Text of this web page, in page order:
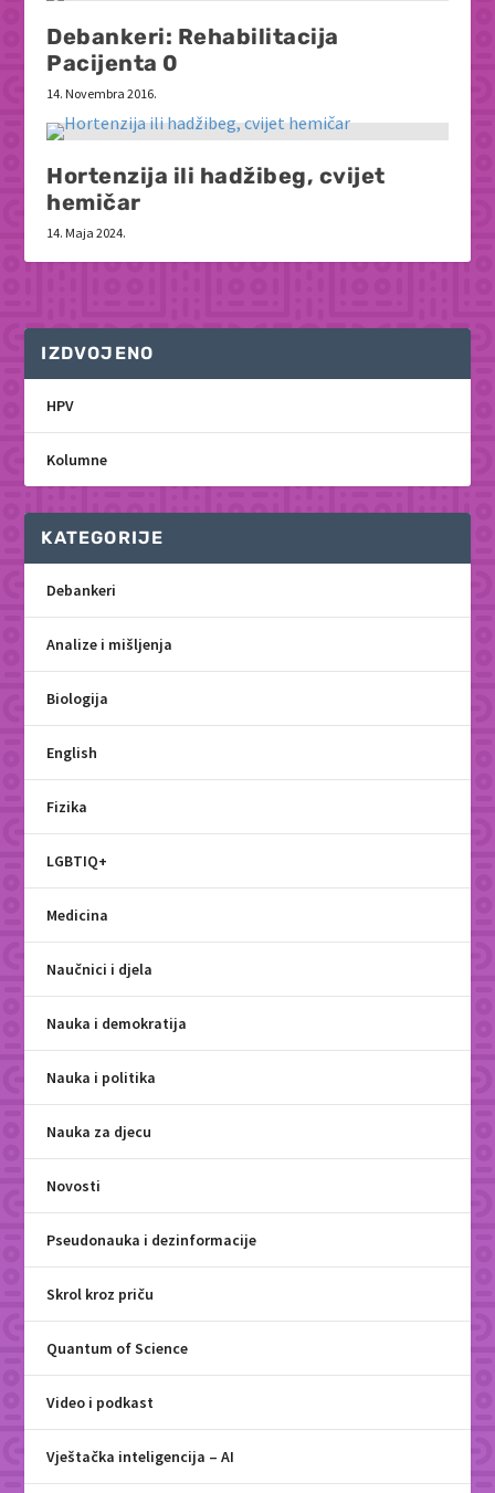
Debankeri: Rehabilitacija
Pacijenta 0
14. Novembra 2016.
Hortenzija ili hadžibeg, cvijet
hemičar
14. Maja 2024.
IZDVOJENO
HPV
Kolumne
KATEGORIJE
Debankeri
Analize i mišljenja
Biologija
English
Fizika
LGBTIQ+
Medicina
Naučnici i djela
Nauka i demokratija
Nauka i politika
Nauka za djecu
Novosti
Pseudonauka i dezinformacije
Skrol kroz priču
Quantum of Science
Video i podkast
Vještačka inteligencija – AI